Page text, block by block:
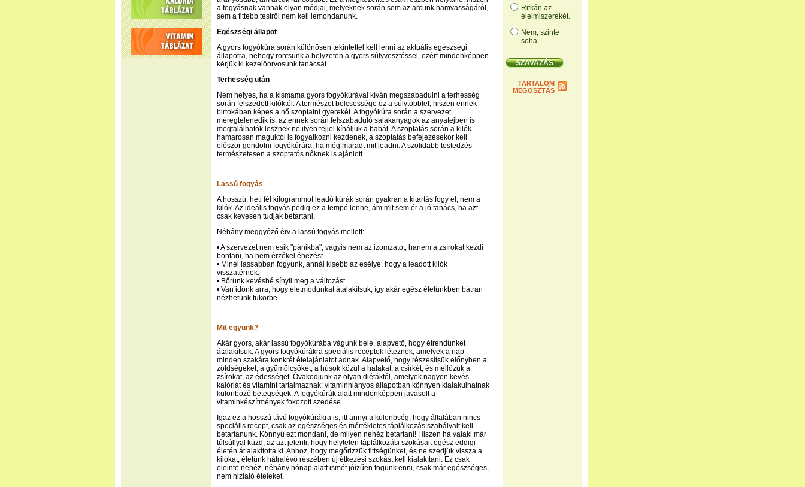
Ritkán az
élelmiszerekét.
Nem, szinte
soha.
TARTALOM
MEGOSZTÁS
a fogyásnak vannak olyan módjai, melyeknek során sem az arcunk hamvasságáról,
sem a fittebb testről nem kell lemondanunk.
Egészségi állapot
A gyors fogyókúra során különösen tekintettel kell lenni az aktuális egészségi
állapotra, nehogy rontsunk a helyzeten a gyors súlyvesztéssel, ezért mindenképpen
kérjük ki kezelőorvosunk tanácsát.
Terhesség után
Nem helyes, ha a kismama gyors fogyókúrával kíván megszabadulni a terhesség
során felszedett kilóktól. A természet bölcsessége ez a súlytöbblet, hiszen ennek
birtokában képes a nő szoptatni gyerekét. A fogyókúra során a szervezet
méregtelenedik is, az ennek során felszabaduló salakanyagok az anyatejben is
megtalálhatók lesznek ne ilyen tejjel kínáljuk a babát. A szoptatás során a kilók
hamarosan maguktól is fogyatkozni kezdenek, a szoptatás befejezésekor kell
először gondolni fogyókúrára, ha még maradt mit leadni. A szolidabb testedzés
természetesen a szoptatós nőknek is ajánlott.
Lassú fogyás
A hosszú, heti fél kilogrammot leadó kúrák során gyakran a kitartás fogy el, nem a
kilók. Az ideális fogyás pedig ez a tempó lenne, ám mit sem ér a jó tanács, ha azt
csak kevesen tudják betartani.
Néhány meggyőző érv a lassú fogyás mellett:
• A szervezet nem esik "pánikba", vagyis nem az izomzatot, hanem a zsírokat kezdi
bontani, ha nem érzékel éhezést.
• Minél lassabban fogyunk, annál kisebb az esélye, hogy a leadott kilók
visszatérnek.
• Bőrünk kevésbé sínyli meg a változást.
• Van időnk arra, hogy életmódunkat átalakítsuk, így akár egész életünkben bátran
nézhetünk tükörbe.
Mit együnk?
Akár gyors, akár lassú fogyókúrába vágunk bele, alapvető, hogy étrendünket
átalakítsuk. A gyors fogyókúrákra speciális receptek léteznek, amelyek a nap
minden szakára konkrét ételajánlatot adnak. Alapvető, hogy részesítsük előnyben a
zöldségeket, a gyümölcsöket, a húsok közül a halakat, a csirkét, és mellőzük a
zsírokat, az édességet. Óvakodjunk az olyan diétáktól, amelyek nagyon kevés
kalóriát és vitamint tartalmaznak; vitaminhiányos állapotban könnyen kialakulhatnak
különböző betegségek. A fogyókúrák alatt mindenképpen javasolt a
vitaminkészítmények fokozott szedése.
Igaz ez a hosszú távú fogyókúrákra is, itt annyi a különbség, hogy általában nincs
speciális recept, csak az egészséges és mértékletes táplálkozás szabályait kell
betartanunk. Könnyű ezt mondani, de milyen nehéz betartani! Hiszen ha valaki már
túlsúllyal küzd, az azt jelenti, hogy helytelen táplálkozási szokásait egész eddigi
életén át alakította ki. Ahhoz, hogy megőrizzük fittségünket, és ne szedjük vissza a
kilókat, életünk hátralévő részében új étkezési szokást kell kialakítani. Ez csak
eleinte nehéz, néhány hónap alatt ismét jóízűen fogunk enni, csak már egészséges,
nem hizlaló ételeket.